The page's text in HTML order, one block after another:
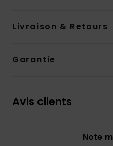
Livraison & Retours
Garantie
Avis clients
Note